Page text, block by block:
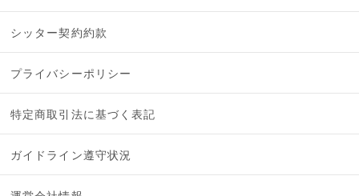
シッター契約約款
プライバシーポリシー
特定商取引法に基づく表記
ガイドライン遵守状況